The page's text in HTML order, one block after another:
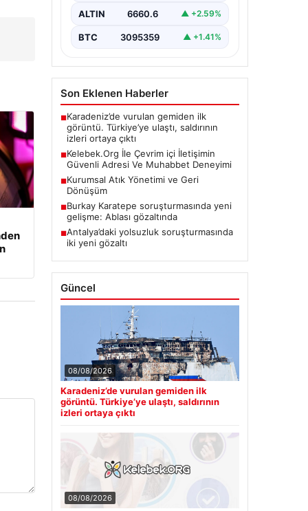
etmektedir. Halen…
ALTIN 6660.6 ▲ +2.59%
BTC 3095359 ▲ +1.41%
Son Eklenen Haberler
■Karadeniz’de vurulan gemiden ilk
görüntü. Türkiye’ye ulaştı, saldırının
izleri ortaya çıktı
■Kelebek.Org İle Çevrim içi İletişimin
Güvenli Adresi Ve Muhabbet Deneyimi
■Kurumsal Atık Yönetimi ve Geri
Dönüşüm
■Burkay Karatepe soruşturmasında yeni
gelişme: Ablası gözaltında
■Antalya’daki yolsuzluk soruşturmasında
iki yeni gözaltı
Güncel
08/08/2026
Karadeniz’de vurulan gemiden ilk
görüntü. Türkiye’ye ulaştı, saldırının
izleri ortaya çıktı
08/08/2026